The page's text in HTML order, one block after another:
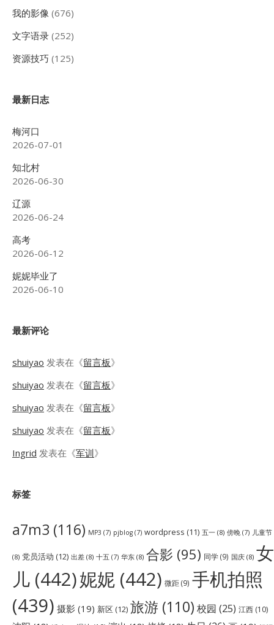
我的影像 (676)
文字语录 (252)
资源技巧 (125)
最新日志
梅河口
2026-07-01
知北村
2026-06-30
辽源
2026-06-24
高考
2026-06-12
妮妮毕业了
2026-06-10
最新评论
shuiyao 发表在《留言板》
shuiyao 发表在《留言板》
shuiyao 发表在《留言板》
shuiyao 发表在《留言板》
Ingrid 发表在《军训》
标签
a7m3 (116) MP3 (7) pjblog (7) wordpress (11) 五一 (8) 傍晚 (7) 儿童节
(8) 党员活动 (12) 出差 (8) 十五 (7) 华东 (8) 合影 (95) 同学(9) 国庆 (8) 女
儿 (442)妮妮 (442) 微距(9) 手机拍照
(439) 摄影 (19) 新区 (12) 旅游 (110) 校园 (25) 江西 (10)